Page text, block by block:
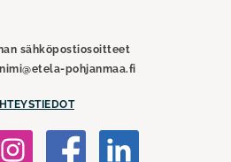
sähköpostiosoitteet
pohjanmaa.fi